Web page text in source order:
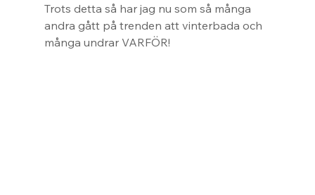
Trots detta så har jag nu som så många
andra gått på trenden att vinterbada och
många undrar VARFÖR!